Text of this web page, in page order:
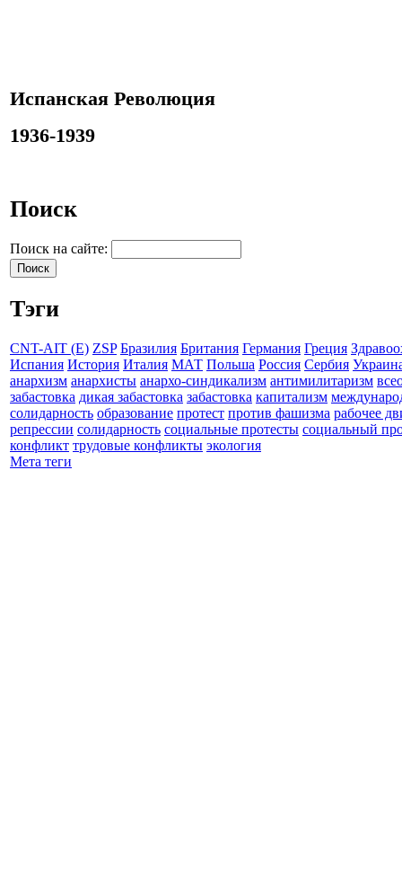
Испанская Революция
1936-1939
Поиск
Поиск на сайте:
Тэги
CNT-AIT (E) ZSP Бразилия Британия Германия Греция
Испания История Италия МАТ Польша Россия Сербия
анархизм анархисты анархо-синдикализм антимилитаризм
забастовка дикая забастовка забастовка капитализм
солидарность образование протест против фашизма рабочее
репрессии солидарность социальные протесты социальный
конфликт трудовые конфликты экология
Мета теги